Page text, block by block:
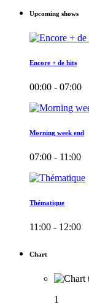
Upcoming shows
Encore + de hits
00:00 - 07:00
Morning week end
07:00 - 11:00
Thématique
11:00 - 12:00
Chart
1